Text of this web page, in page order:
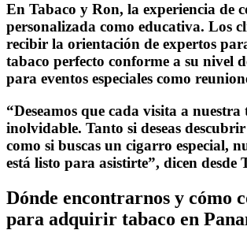
En Tabaco y Ron, la experiencia de
personalizada como educativa. Los
recibir la orientación de expertos
tabaco perfecto conforme a su nivel
para eventos especiales como
“Deseamos que cada visita a nuestra
inolvidable. Tanto si deseas
como si buscas un cigarro especial,
está listo para asistirte”, dicen desde
Dónde encontrarnos y cómo
para adquirir tabaco en